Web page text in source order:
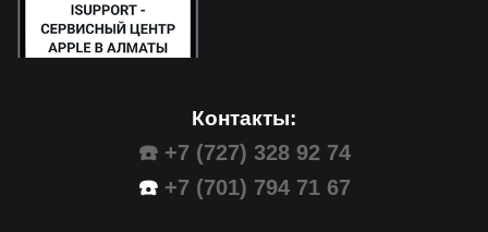
Контакты:
☎️ +7 (727) 328 92 74
☎️ +7 (701) 794 71 67